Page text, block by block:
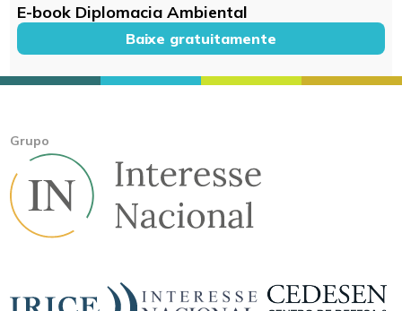
E-book Diplomacia Ambiental
Baixe gratuitamente
Grupo